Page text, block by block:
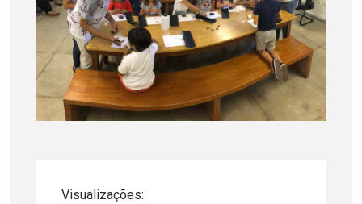
Visualizações: